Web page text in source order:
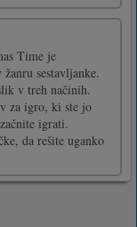
Time je
sestavljanke.
v treh načinih.
za igro, ki ste jo
igrati.
da rešite uganko